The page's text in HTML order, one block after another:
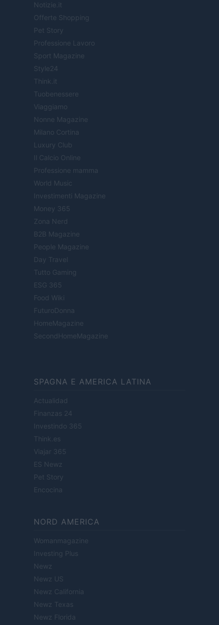
Notizie.it
Offerte Shopping
Pet Story
Professione Lavoro
Sport Magazine
Style24
Think.it
Tuobenessere
Viaggiamo
Nonne Magazine
Milano Cortina
Luxury Club
Il Calcio Online
Professione mamma
World Music
Investimenti Magazine
Money 365
Zona Nerd
B2B Magazine
People Magazine
Day Travel
Tutto Gaming
ESG 365
Food Wiki
FuturoDonna
HomeMagazine
SecondHomeMagazine
SPAGNA E AMERICA LATINA
Actualidad
Finanzas 24
Investindo 365
Think.es
Viajar 365
ES Newz
Pet Story
Encocina
NORD AMERICA
Womanmagazine
Investing Plus
Newz
Newz US
Newz California
Newz Texas
Newz Florida